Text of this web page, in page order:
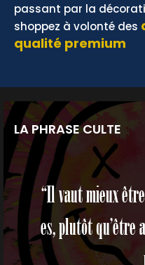
passant par la
shoppez à volonté des
qualité premium
LA PHRASE CULTE
“Il vaut mieux
es, plutôt qu’être